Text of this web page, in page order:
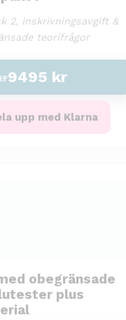
2, inskrivningsavgift &
teorifrågor
9495 kr
upp med Klarna
obegränsade
plus